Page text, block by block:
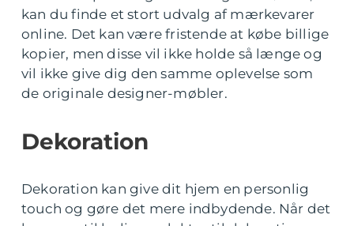
kan du finde et stort udvalg af mærkevarer
online. Det kan være fristende at købe billige
kopier, men disse vil ikke holde så længe og
vil ikke give dig den samme oplevelse som
de originale designer-møbler.
Dekoration
Dekoration kan give dit hjem en personlig
touch og gøre det mere indbydende. Når det